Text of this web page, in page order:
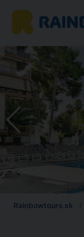
Rainbowtours.sk